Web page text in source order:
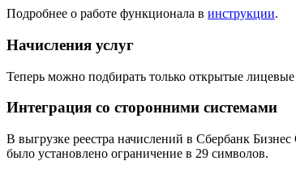
Подробнее о работе функционала в инструкции.
Начисления услуг
Теперь можно подбирать только открытые
Интеграция со сторонними системами
В выгрузке реестра начислений в Сбербанк
было установлено ограничение в 29 символов.